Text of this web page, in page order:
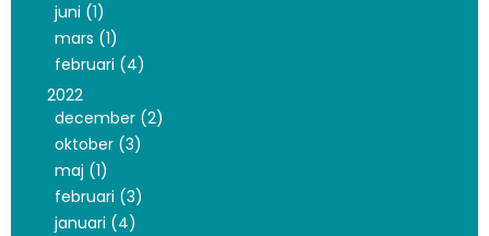
juni (1)
mars (1)
februari (4)
2022
december (2)
oktober (3)
maj (1)
februari (3)
januari (4)